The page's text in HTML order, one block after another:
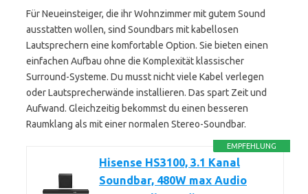
Für Neueinsteiger, die ihr Wohnzimmer mit gutem Sound
ausstatten wollen, sind Soundbars mit kabellosen
Lautsprechern eine komfortable Option. Sie bieten einen
einfachen Aufbau ohne die Komplexität klassischer
Surround-Systeme. Du musst nicht viele Kabel verlegen
oder Lautsprecherwände installieren. Das spart Zeit und
Aufwand. Gleichzeitig bekommst du einen besseren
Raumklang als mit einer normalen Stereo-Soundbar.
EMPFEHLUNG
Hisense HS3100, 3.1 Kanal
Soundbar, 480W max Audio